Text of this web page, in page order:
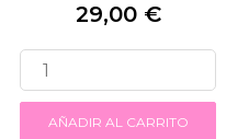
29,00 €
AÑADIR AL CARRITO